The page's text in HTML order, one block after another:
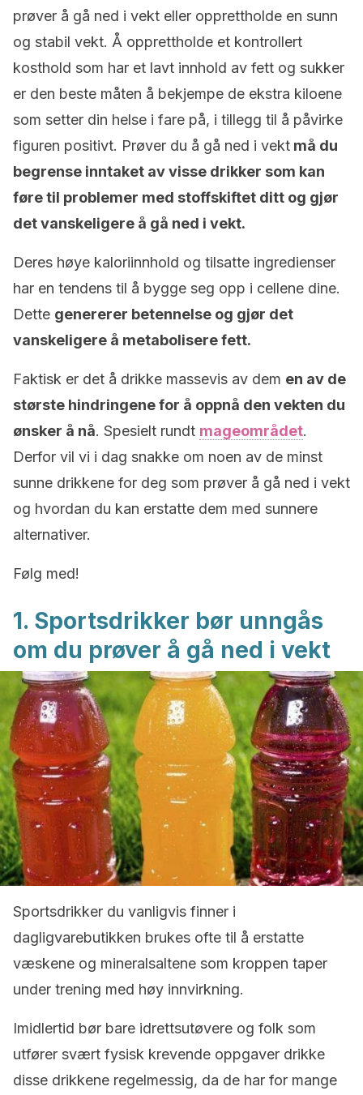
prøver å gå ned i vekt eller opprettholde en sunn
og stabil vekt. Å opprettholde et kontrollert
kosthold som har et lavt innhold av fett og sukker
er den beste måten å bekjempe de ekstra kiloene
som setter din helse i fare på, i tillegg til å påvirke
figuren positivt. Prøver du å gå ned i vekt må du
begrense inntaket av visse drikker som kan
føre til problemer med stoffskiftet ditt og gjør
det vanskeligere å gå ned i vekt.
Deres høye kaloriinnhold og tilsatte ingredienser
har en tendens til å bygge seg opp i cellene dine.
Dette genererer betennelse og gjør det
vanskeligere å metabolisere fett.
Faktisk er det å drikke massevis av dem en av de
største hindringene for å oppnå den vekten du
ønsker å nå. Spesielt rundt mageområdet.
Derfor vil vi i dag snakke om noen av de minst
sunne drikkene for deg som prøver å gå ned i vekt
og hvordan du kan erstatte dem med sunnere
alternativer.
Følg med!
1. Sportsdrikker bør unngås
om du prøver å gå ned i vekt
Sportsdrikker du vanligvis finner i
dagligvarebutikken brukes ofte til å erstatte
væskene og mineralsaltene som kroppen taper
under trening med høy innvirkning.
Imidlertid bør bare idrettsutøvere og folk som
utfører svært fysisk krevende oppgaver drikke
disse drikkene regelmessig, da de har for mange